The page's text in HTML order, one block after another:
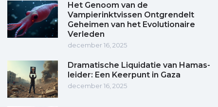
Het Genoom van de
Vampierinktvissen Ontgrendelt
Geheimen van het Evolutionaire
Verleden
december 16, 2025
Dramatische Liquidatie van Hamas-
leider: Een Keerpunt in Gaza
december 16, 2025